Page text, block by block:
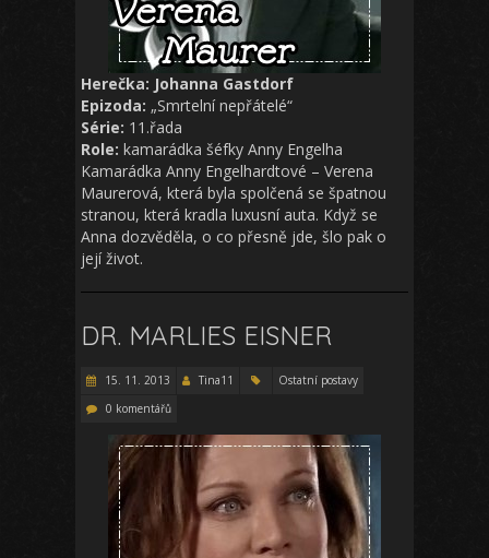
Herečka: Johanna Gastdorf
Epizoda: „Smrtelní nepřátelé“
Série: 11.řada
Role: kamarádka šéfky Anny Engelha
Kamarádka Anny Engelhardtové – Verena
Maurerová, která byla spolčená se špatnou
stranou, která kradla luxusní auta. Když se
Anna dozvěděla, o co přesně jde, šlo pak o
její život.
DR. MARLIES EISNER
15. 11. 2013 Tina11
Ostatní postavy
0 komentářů